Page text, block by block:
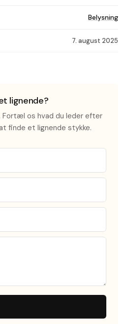
Belysning
7. august 2025
lignende?
os hvad du leder efter
finde et lignende stykke.